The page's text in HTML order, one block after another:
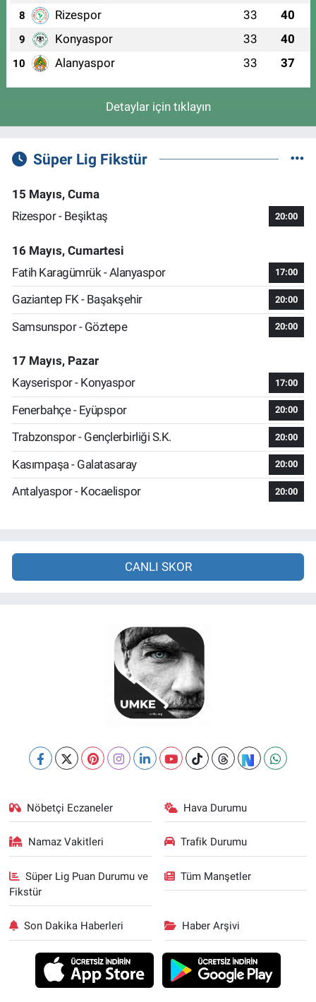
8 Rizespor 33 40
9 Konyaspor 33 40
10 Alanyaspor 33 37
Detaylar için tıklayın
Süper Lig Fikstür
15 Mayıs, Cuma
Rizespor - Beşiktaş
20:00
16 Mayıs, Cumartesi
Fatih Karagümrük - Alanyaspor
17:00
Gaziantep FK - Başakşehir 20:00
Samsunspor - Göztepe 20:00
17 Mayıs, Pazar
Kayserispor - Konyaspor
17:00
Fenerbahçe - Eyüpspor 20:00
Trabzonspor - Gençlerbirliği S.K. 20:00
Kasımpaşa - Galatasaray 20:00
Antalyaspor - Kocaelispor 20:00
CANLI SKOR
Nöbetçi Eczaneler Hava Durumu
Namaz Vakitleri Trafik Durumu
Süper Lig Puan Durumu ve
Fikstür
Tüm Manşetler
Son Dakika Haberleri Haber Arşivi